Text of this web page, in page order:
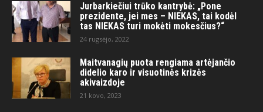
Jurbarkiečiui trūko kantrybė: „Pone
prezidente, jei mes – NIEKAS, tai kodėl
tas NIEKAS turi mokėti mokesčius?“
24 rugsėjo, 2022
Maitvanagių puota rengiama artėjančio
didelio karo ir visuotinės krizės
akivaizdoje
21 kovo, 2023